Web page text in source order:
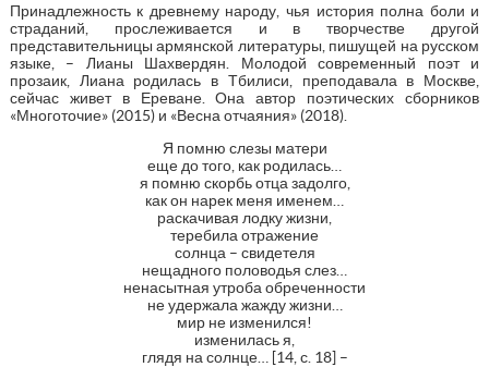
Принадлежность к древнему народу, чья история полна боли и
страданий, прослеживается и в творчестве другой
представительницы армянской литературы, пишущей на русском
языке, – Лианы Шахвердян. Молодой современный поэт и
прозаик, Лиана родилась в Тбилиси, преподавала в Москве,
сейчас живет в Ереване. Она автор поэтических сборников
«Многоточие» (2015) и «Весна отчаяния» (2018).
Я помню слезы матери
еще до того, как родилась…
я помню скорбь отца задолго,
как он нарек меня именем…
раскачивая лодку жизни,
теребила отражение
солнца – свидетеля
нещадного половодья слез…
ненасытная утроба обреченности
не удержала жажду жизни…
мир не изменился!
изменилась я,
глядя на солнце… [14, с. 18] –